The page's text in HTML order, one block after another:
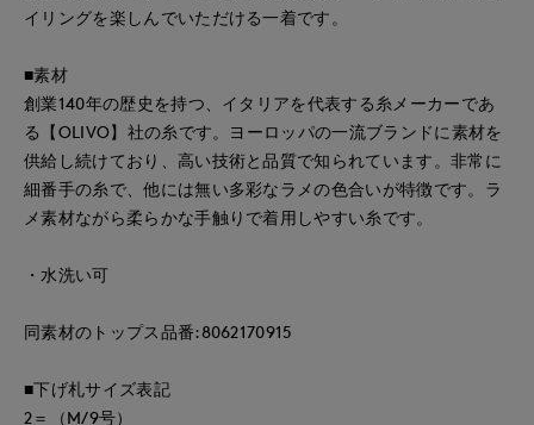
イリングを楽しんでいただける一着です。
■素材
創業140年の歴史を持つ、イタリアを代表する糸メーカーであ
る【OLIVO】社の糸です。ヨーロッパの一流ブランドに素材を
供給し続けており、高い技術と品質で知られています。非常に
細番手の糸で、他には無い多彩なラメの色合いが特徴です。ラ
メ素材ながら柔らかな手触りで着用しやすい糸です。
・水洗い可
同素材のトップス品番:8062170915
■下げ札サイズ表記
2＝（M/9号）